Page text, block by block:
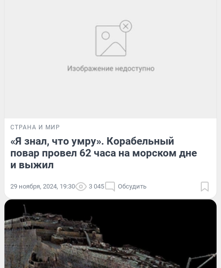
СТРАНА И МИР
«Я знал, что умру». Корабельный
повар провел 62 часа на морском дне
и выжил
29 ноября, 2024, 19:30 3 045 Обсудить